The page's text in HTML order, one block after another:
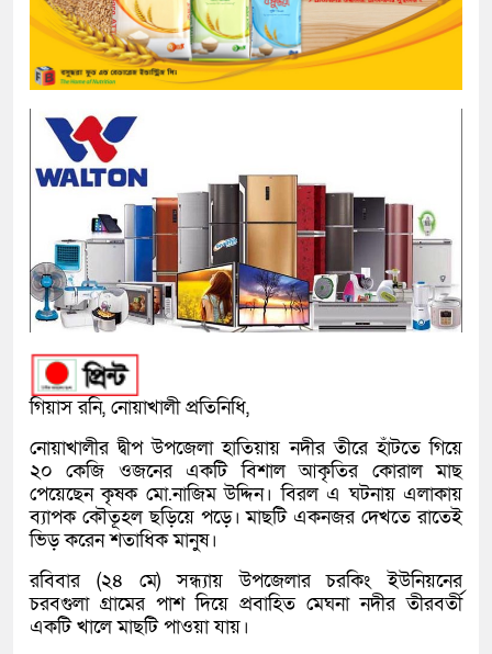
গিয়াস রনি, নোয়াখালী প্রতিনিধি,
নোয়াখালীর দ্বীপ উপজেলা হাতিয়ায় নদীর তীরে হাঁটতে গিয়ে
২০ কেজি ওজনের একটি বিশাল আকৃতির কোরাল মাছ
পেয়েছেন কৃষক মো.নাজিম উদ্দিন। বিরল এ ঘটনায় এলাকায়
ব্যাপক কৌতূহল ছড়িয়ে পড়ে। মাছটি একনজর দেখতে রাতেই
ভিড় করেন শতাধিক মানুষ।
রবিবার (২৪ মে) সন্ধ্যায় উপজেলার চরকিং ইউনিয়নের
চরবগুলা গ্রামের পাশ দিয়ে প্রবাহিত মেঘনা নদীর তীরবর্তী
একটি খালে মাছটি পাওয়া যায়।